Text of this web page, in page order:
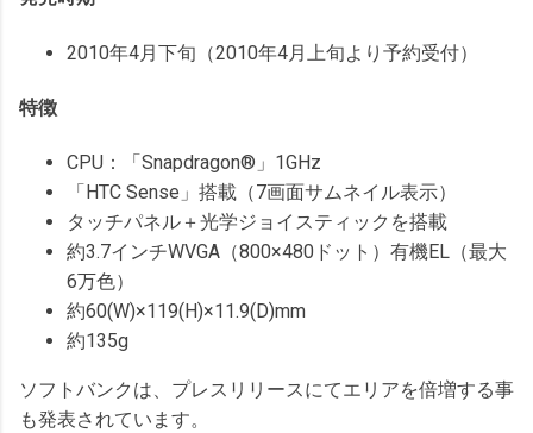
2010年4月下旬（2010年4月上旬より予約受付）
特徴
CPU：「Snapdragon®」1GHz
「HTC Sense」搭載（7画面サムネイル表示）
タッチパネル＋光学ジョイスティックを搭載
約3.7インチWVGA（800×480ドット）有機EL（最大
6万色）
約60(W)×119(H)×11.9(D)mm
約135g
ソフトバンクは、プレスリリースにてエリアを倍増する事
も発表されています。